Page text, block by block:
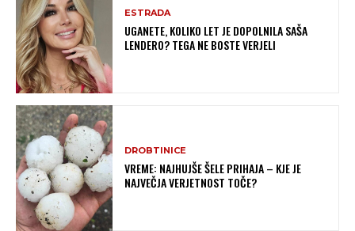
ESTRADA
UGANETE, KOLIKO LET JE DOPOLNILA SAŠA
LENDERO? TEGA NE BOSTE VERJELI
DROBTINICE
VREME: NAJHUJŠE ŠELE PRIHAJA – KJE JE
NAJVEČJA VERJETNOST TOČE?